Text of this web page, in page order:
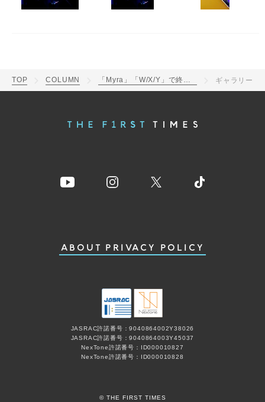
TOP COLUMN 「Myra」「W/X/Y」で終わらない、Tani Yuukiが持つ“その先”の可能性 ギャラリー
ABOUT PRIVACY POLICY
JASRAC許諾番号：9040864002Y38026
JASRAC許諾番号：9040864003Y45037
NexTone許諾番号：ID000010827
NexTone許諾番号：ID000010828
© THE FIRST TIMES